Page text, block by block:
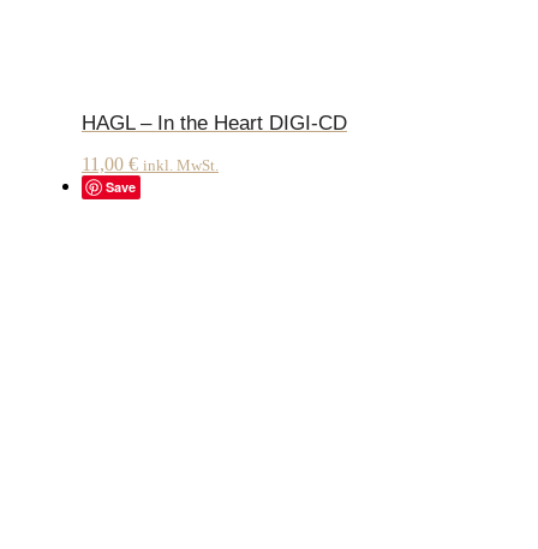
HAGL – In the Heart DIGI-CD
11,00 € inkl. MwSt.
Save